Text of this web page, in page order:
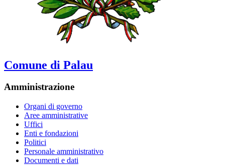
Comune di Palau
Amministrazione
Organi di governo
Aree amministrative
Uffici
Enti e fondazioni
Politici
Personale amministrativo
Documenti e dati